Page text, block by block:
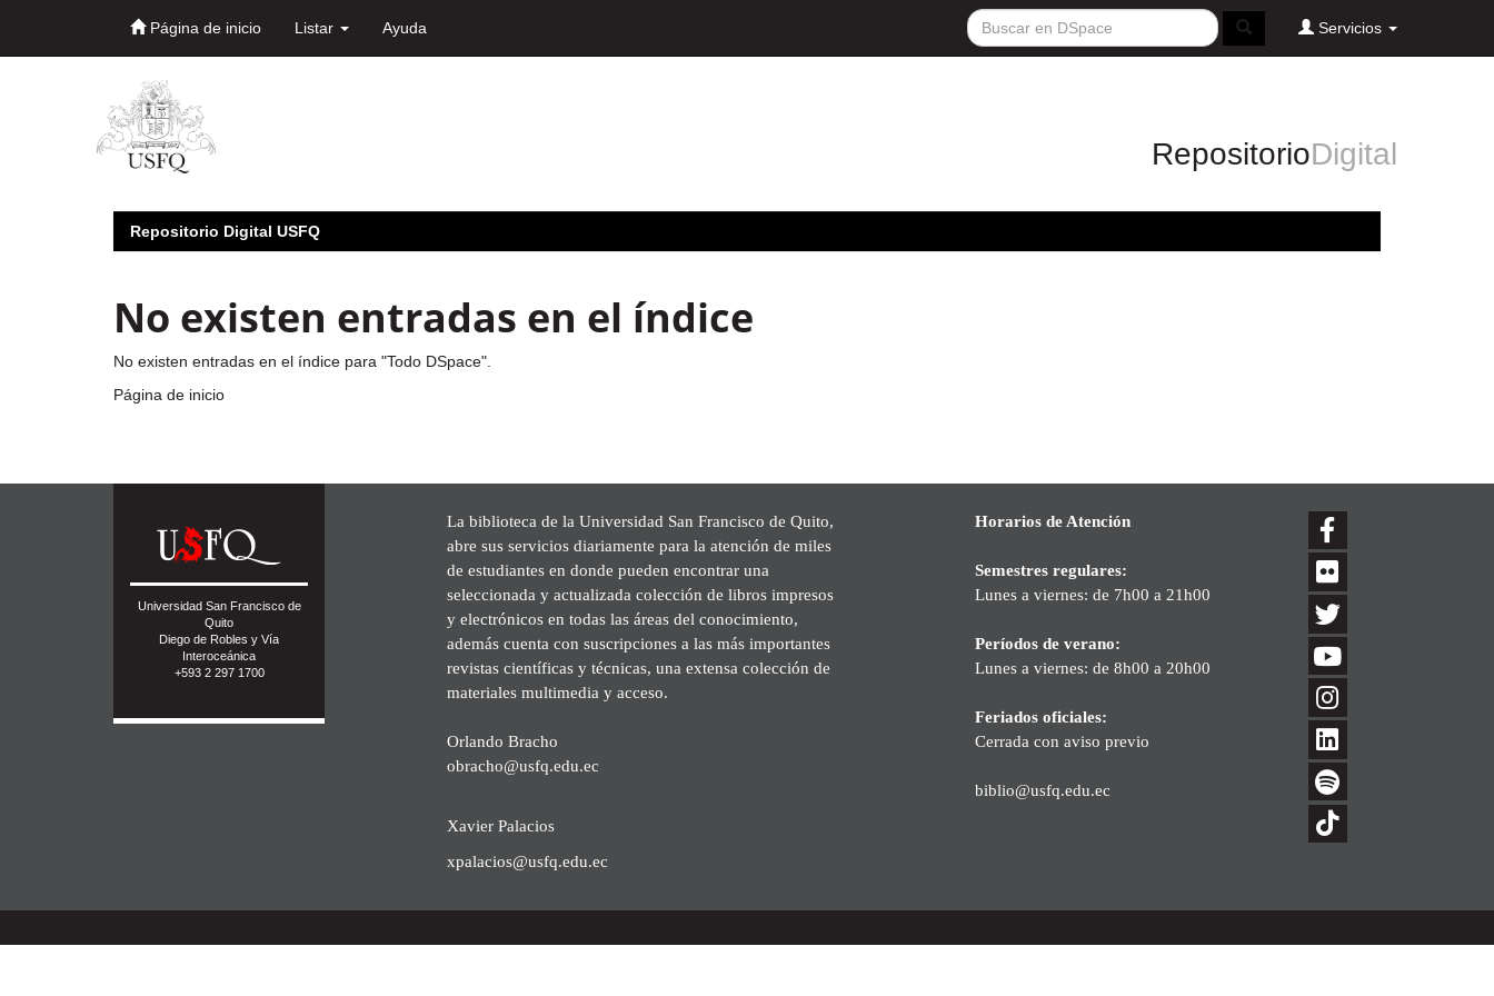
Página de inicio Listar Ayuda Servicios
RepositorioDigital
Repositorio Digital USFQ
No existen entradas en el índice
No existen entradas en el índice para "Todo DSpace".
Página de inicio
Universidad San Francisco de
Quito
Diego de Robles y Vía
Interoceánica
+593 2 297 1700
La biblioteca de la Universidad San Francisco de Quito,
abre sus servicios diariamente para la atención de miles
de estudiantes en donde pueden encontrar una
seleccionada y actualizada colección de libros impresos
y electrónicos en todas las áreas del conocimiento,
además cuenta con suscripciones a las más importantes
revistas científicas y técnicas, una extensa colección de
materiales multimedia y acceso.
Orlando Bracho
obracho@usfq.edu.ec
Xavier Palacios
xpalacios@usfq.edu.ec
Horarios de Atención
Semestres regulares:
Lunes a viernes: de 7h00 a 21h00
Períodos de verano:
Lunes a viernes: de 8h00 a 20h00
Feriados oficiales:
Cerrada con aviso previo
biblio@usfq.edu.ec